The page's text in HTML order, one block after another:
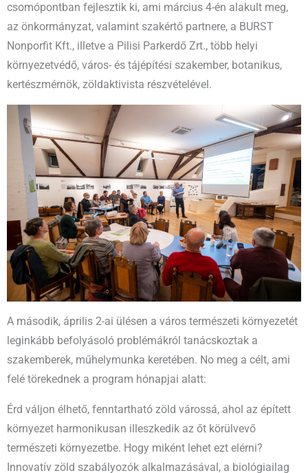
csomópontban fejlesztik ki, ami március 4-én alakult meg,
az önkormányzat, valamint szakértő partnere, a BURST
Nonporfit Kft., illetve a Pilisi Parkerdő Zrt., több helyi
környezetvédő, város- és tájépítési szakember, botanikus,
kertészmérnök, zöldaktivista részvételével.
A második, április 2-ai ülésen a város természeti környezetét
leginkább befolyásoló problémákról tanácskoztak a
szakemberek, műhelymunka keretében. No meg a célt, ami
felé törekednek a program hónapjai alatt:
Érd váljon élhető, fenntartható zöld várossá, ahol az épített
környezet harmonikusan illeszkedik az őt körülvevő
természeti környezetbe. Hogy miként lehet ezt elérni?
Innovatív zöld szabályozók alkalmazásával, a biológiailag